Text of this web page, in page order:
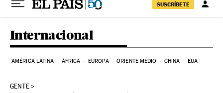
SUSCRÍBETE
Internacional
AMÉRICA LATINA ÁFRICA EUROPA ORIENTE MÉDIO CHINA EUA
GENTE